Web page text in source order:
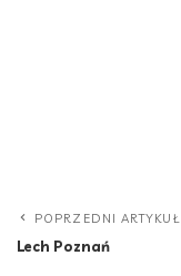
POPRZEDNI ARTYKUŁ
Lech Poznań